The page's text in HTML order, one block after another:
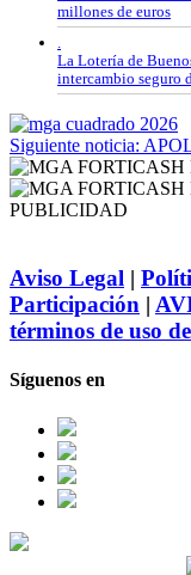
millones de euros
.
La Lotería de
intercambio seguro
Siguiente noticia:
PUBLICIDAD
Aviso Legal |
Participación |
términos de uso
Síguenos en